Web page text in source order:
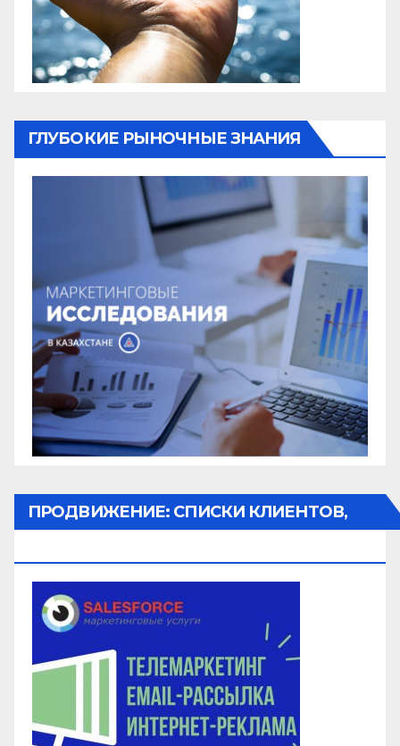
ГЛУБОКИЕ РЫНОЧНЫЕ ЗНАНИЯ
ПРОДВИЖЕНИЕ: СПИСКИ КЛИЕНТОВ,